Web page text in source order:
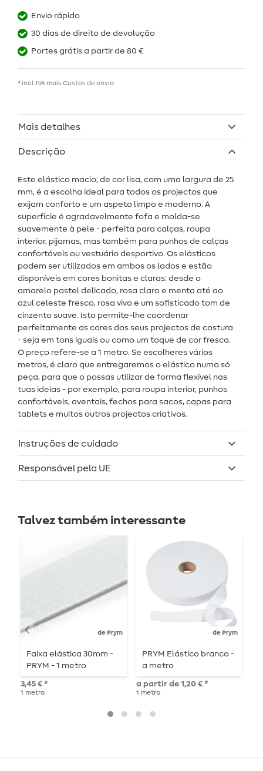
Envio rápido
30 dias de direito de devolução
Portes grátis a partir de 80 €
* incl. IVA mais Custos de envio
Mais detalhes
Descrição
Este elástico macio, de cor lisa, com uma largura de 25
mm, é a escolha ideal para todos os projectos que
exijam conforto e um aspeto limpo e moderno. A
superfície é agradavelmente fofa e molda-se
suavemente à pele - perfeita para calças, roupa
interior, pijamas, mas também para punhos de calças
confortáveis ou vestuário desportivo. Os elásticos
podem ser utilizados em ambos os lados e estão
disponíveis em cores bonitas e claras: desde o
amarelo pastel delicado, rosa claro e menta até ao
azul celeste fresco, rosa vivo e um sofisticado tom de
cinzento suave. Isto permite-lhe coordenar
perfeitamente as cores dos seus projectos de costura
- seja em tons iguais ou como um toque de cor fresca.
O preço refere-se a 1 metro. Se escolheres vários
metros, é claro que entregaremos o elástico numa só
peça, para que o possas utilizar de forma flexível nas
tuas ideias - por exemplo, para roupa interior, punhos
confortáveis, aventais, fechos para sacos, capas para
tablets e muitos outros projectos criativos.
Instruções de cuidado
Responsável pela UE
Talvez também interessante
de Prym
Faixa elástica 30mm -
PRYM - 1 metro
3,45 € *
1 metro
de Prym
PRYM Elástico branco -
a metro
a partir de 1,20 € *
1 metro